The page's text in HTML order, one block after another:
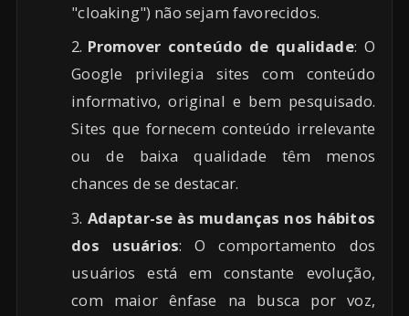
"cloaking") não sejam favorecidos.
Promover conteúdo de qualidade: O
Google privilegia sites com conteúdo
informativo, original e bem pesquisado.
Sites que fornecem conteúdo irrelevante
ou de baixa qualidade têm menos
chances de se destacar.
Adaptar-se às mudanças nos hábitos
dos usuários: O comportamento dos
usuários está em constante evolução,
com maior ênfase na busca por voz,